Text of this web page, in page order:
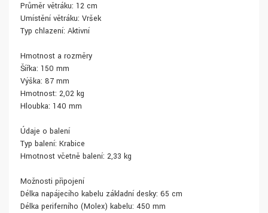
Průměr větráku: 12 cm
Umístění větráku: Vršek
Typ chlazení: Aktivní
Hmotnost a rozměry
Šířka: 150 mm
Výška: 87 mm
Hmotnost: 2,02 kg
Hloubka: 140 mm
Údaje o balení
Typ balení: Krabice
Hmotnost včetně balení: 2,33 kg
Možnosti připojení
Délka napájecího kabelu základní desky: 65 cm
Délka periferního (Molex) kabelu: 450 mm